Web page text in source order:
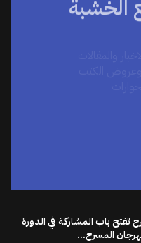
تفتح باب المشاركة في الدورة
المسرح...